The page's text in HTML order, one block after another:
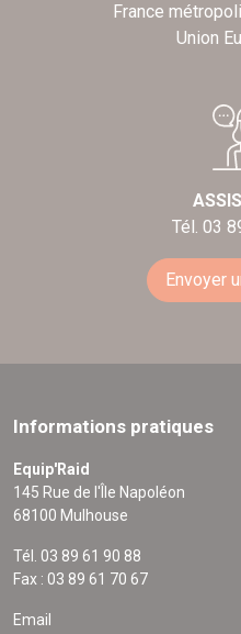
France
Union
Tél. 03
Envoyer
Informations pratiques
Equip'Raid
145 Rue de l'Île Napoléon
68100 Mulhouse
Tél. 03 89 61 90 88
Fax : 03 89 61 70 67
Email